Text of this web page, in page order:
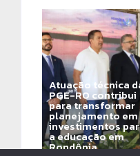
Atuação técnica
PGE-RO contribui
para transformar
planejamento em
investimentos
a educação em
Rondônia